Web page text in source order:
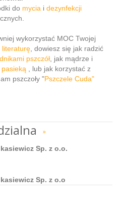
do mycia i dezynfekcji
wykorzystać MOC Twojej
literaturę , dowiesz się jak radzić
pszczół , jak mądrze i
, lub jak korzystać z
pszczoły "Pszczele Cuda"
»
Sp. z o.o.
Sp. z o.o